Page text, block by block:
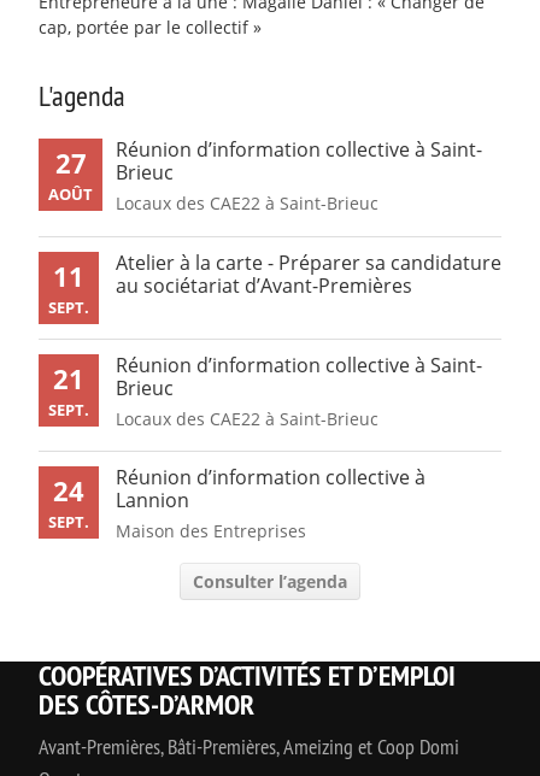
cap, portée par le collectif »
L'agenda
27
AOÛT
Réunion d’information collective à Saint-
Brieuc
Locaux des CAE22 à Saint-Brieuc
11
SEPT.
Atelier à la carte - Préparer sa candidature
au sociétariat d’Avant-Premières
21
SEPT.
Réunion d’information collective à Saint-
Brieuc
Locaux des CAE22 à Saint-Brieuc
24
SEPT.
Réunion d’information collective à
Lannion
Maison des Entreprises
Consulter l’agenda
COOPÉRATIVES D’ACTIVITÉS ET D’EMPLOI
DES CÔTES-D’ARMOR
Avant-Premières, Bâti-Premières, Ameizing et Coop Domi